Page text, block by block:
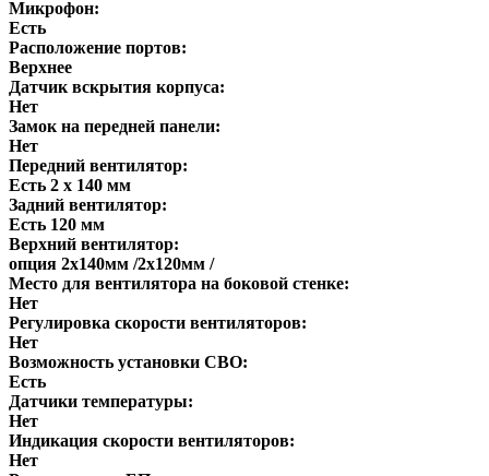
Микрофон:
Есть
Расположение портов:
Верхнее
Датчик вскрытия корпуса:
Нет
Замок на передней панели:
Нет
Передний вентилятор:
Есть 2 х 140 мм
Задний вентилятор:
Есть 120 мм
Верхний вентилятор:
опция 2x140мм /2x120мм /
Место для вентилятора на боковой стенке:
Нет
Регулировка скорости вентиляторов:
Нет
Возможность установки СВО:
Есть
Датчики температуры:
Нет
Индикация скорости вентиляторов:
Нет